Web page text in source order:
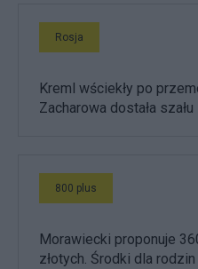
Rosja
Kreml wściekły po
Zacharowa dostała szału
800 plus
Morawiecki proponuje
złotych. Środki dla